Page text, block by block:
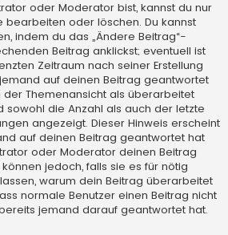
oder Moderator bist, kannst du nur
oder löschen. Du kannst
indem du das „Ändere Beitrag“-
Beitrag anklickst; eventuell ist
Zeitraum nach seiner Erstellung
auf deinen Beitrag geantwortet
der Themenansicht als überarbeitet
sowohl die Anzahl als auch der letzte
angezeigt. Dieser Hinweis erscheint
auf deinen Beitrag geantwortet hat
oder Moderator deinen Beitrag
jedoch, falls sie es für nötig
warum dein Beitrag überarbeitet
normale Benutzer einen Beitrag nicht
jemand darauf geantwortet hat.